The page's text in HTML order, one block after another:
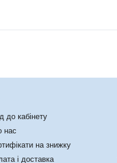
до кабінету
нас
на знижку
і доставка